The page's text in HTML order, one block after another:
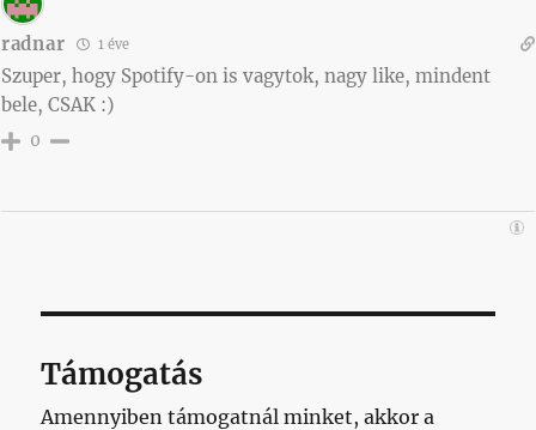
radnar 1 éve
Szuper, hogy Spotify-on is vagytok, nagy like, mindent
bele, CSAK :)
0
Támogatás
Amennyiben támogatnál minket, akkor a